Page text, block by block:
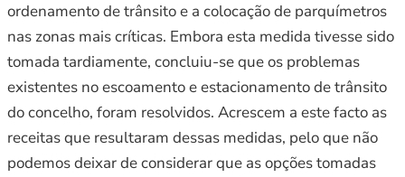
ordenamento de trânsito e a colocação de parquímetros
nas zonas mais críticas. Embora esta medida tivesse sido
tomada tardiamente, concluiu-se que os problemas
existentes no escoamento e estacionamento de trânsito
do concelho, foram resolvidos. Acrescem a este facto as
receitas que resultaram dessas medidas, pelo que não
podemos deixar de considerar que as opções tomadas